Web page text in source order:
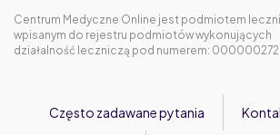
Centrum Medyczne Online jest podmiotem
wpisanym do rejestru podmiotów wykonujących
działalność leczniczą pod numerem:
Często zadawane pytania